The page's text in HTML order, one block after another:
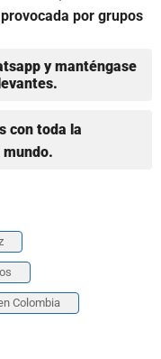
por grupos
y manténgase
con toda la
Colombia